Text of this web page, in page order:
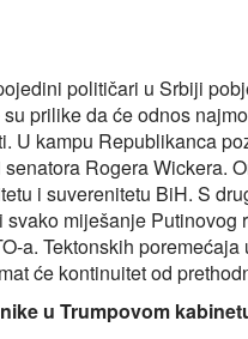
političari u Srbiji
prilike da će odnos
U kampu Republikanca
Rogera Wickera.
i suverenitetu BiH. S
miješanje
a. Tektonskih
će kontinuitet od
u Trumpovom